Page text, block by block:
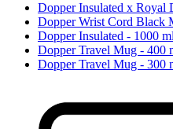
Dopper Insulated x Royal
Dopper Wrist Cord Black
Dopper Insulated - 1000 ml
Dopper Travel Mug - 400
Dopper Travel Mug - 300